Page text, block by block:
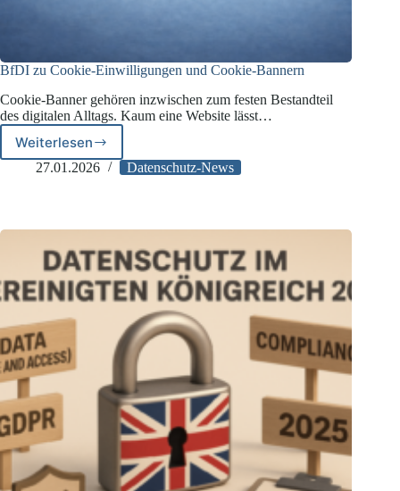
BfDI zu Cookie-Einwilligungen und Cookie-Bannern
Cookie-Banner gehören inzwischen zum festen Bestandteil
des digitalen Alltags. Kaum eine Website lässt…
Weiterlesen
BfDI
zu
Cookie-
Bannern
27.01.2026 Datenschutz-News